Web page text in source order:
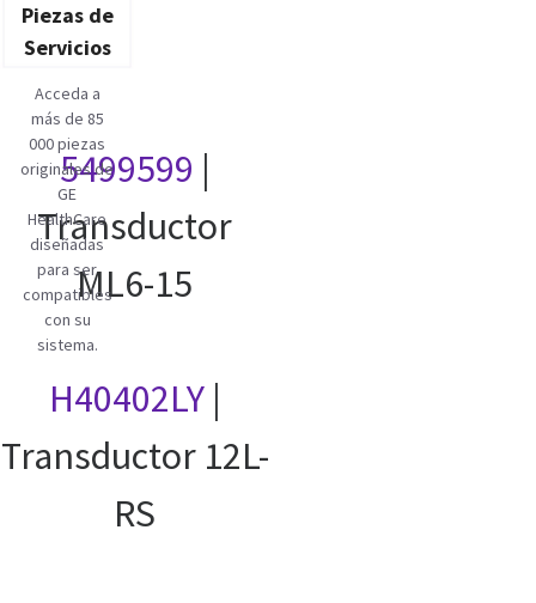
Piezas de
Servicios
Acceda a
más de 85
000 piezas
originales de
GE
HealthCare
diseñadas
para ser
compatibles
con su
sistema.
5499599 |
Transductor
ML6-15
H40402LY|
Transductor 12L-
RS